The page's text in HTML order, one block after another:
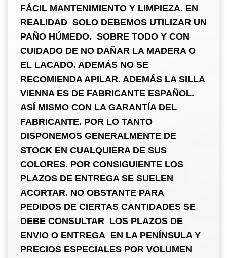
FÁCIL MANTENIMIENTO Y LIMPIEZA. EN
REALIDAD SOLO DEBEMOS UTILIZAR UN
PAÑO HÚMEDO. SOBRE TODO Y CON
CUIDADO DE NO DAÑAR LA MADERA O
EL LACADO. ADEMÁS NO SE
RECOMIENDA APILAR. ADEMÁS LA SILLA
VIENNA ES DE FABRICANTE ESPAÑOL.
ASÍ MISMO CON LA GARANTÍA DEL
FABRICANTE. POR LO TANTO
DISPONEMOS GENERALMENTE DE
STOCK EN CUALQUIERA DE SUS
COLORES. POR CONSIGUIENTE LOS
PLAZOS DE ENTREGA SE SUELEN
ACORTAR. NO OBSTANTE PARA
PEDIDOS DE CIERTAS CANTIDADES SE
DEBE CONSULTAR LOS PLAZOS DE
ENVIO O ENTREGA EN LA PENÍNSULA Y
PRECIOS ESPECIALES POR VOLUMEN